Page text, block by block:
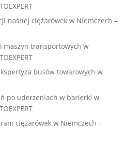
nośnej ciężarówek w Niemczech –
maszyn transportowych w
busów towarowych w
po uderzeniach w barierki w
ciężarówek w Niemczech –